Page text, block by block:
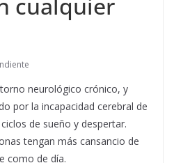
neurológico crónico, y
por la incapacidad cerebral de
de sueño y despertar.
tengan más cansancio de
como de día.